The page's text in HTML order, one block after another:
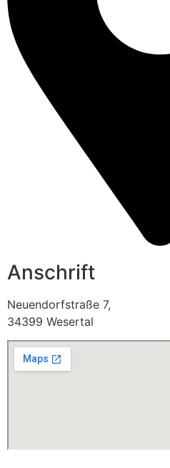
Anschrift
Neuendorfstraße 7,
34399 Wesertal